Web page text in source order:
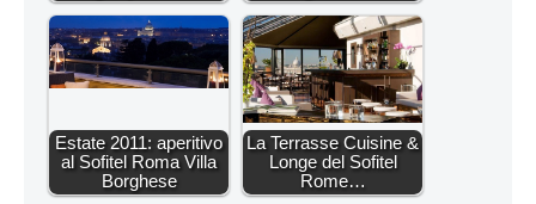
Estate 2011: aperitivo
al Sofitel Roma Villa
Borghese
La Terrasse Cuisine &
Longe del Sofitel
Rome…